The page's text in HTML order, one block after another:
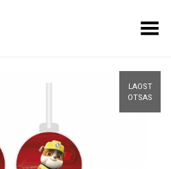
Kuva menüü
LAOST
OTSAS